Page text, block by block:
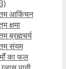
आकिंचन
क्षमा
ब्रह्मचर्य
संयम
का फल